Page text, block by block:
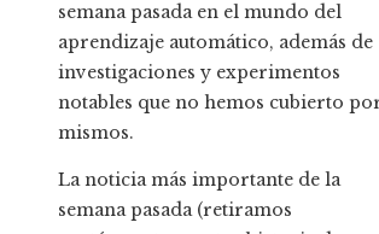
semana pasada en el mundo del
aprendizaje automático, además de
investigaciones y experimentos
notables que no hemos cubierto
mismos.
La noticia más importante de la
semana pasada (retiramos